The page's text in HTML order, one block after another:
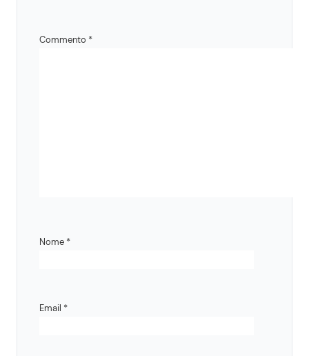
Commento *
Nome *
Email *